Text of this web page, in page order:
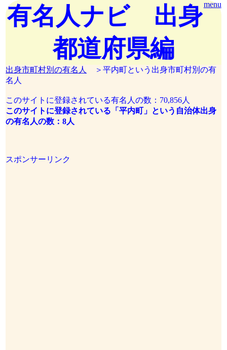
menu
有名人ナビ 出身
都道府県編
出身市町村別の有名人
＞平内町という出身市町村別の有
名人
このサイトに登録されている有名人の数：70,856人
このサイトに登録されている「平内町」という自治体出身
の有名人の数：8人
スポンサーリンク